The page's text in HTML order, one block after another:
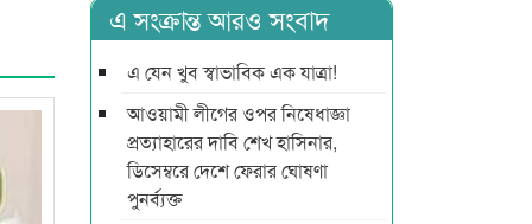
এ সংক্রান্ত আরও সংবাদ
এ যেন খুব স্বাভাবিক এক যাত্রা!
আওয়ামী লীগের ওপর নিষেধাজ্ঞা
প্রত্যাহারের দাবি শেখ হাসিনার,
ডিসেম্বরে দেশে ফেরার ঘোষণা
পুনর্ব্যক্ত